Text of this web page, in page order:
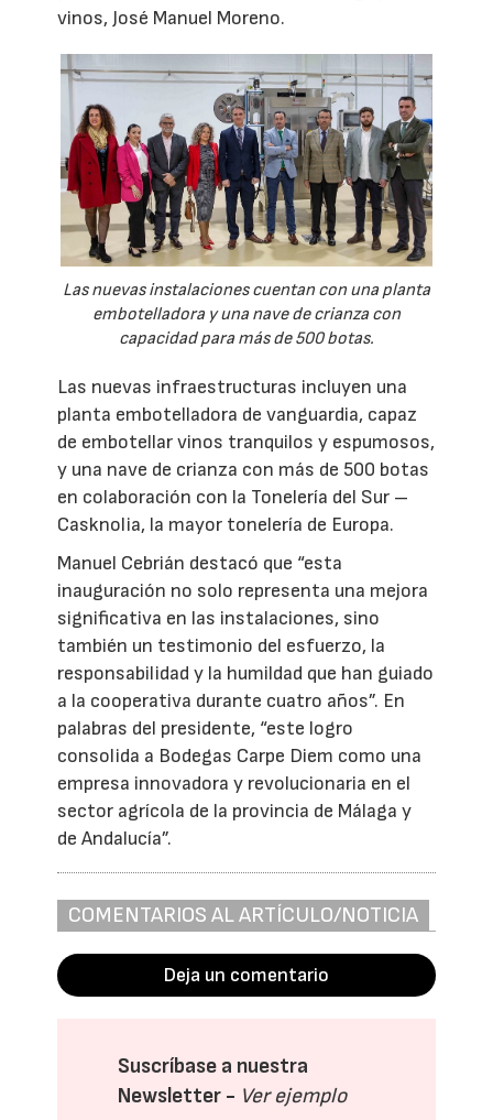
vinos, José Manuel Moreno.
Las nuevas instalaciones cuentan con una planta
embotelladora y una nave de crianza con
capacidad para más de 500 botas.
Las nuevas infraestructuras incluyen una
planta embotelladora de vanguardia, capaz
de embotellar vinos tranquilos y espumosos,
y una nave de crianza con más de 500 botas
en colaboración con la Tonelería del Sur –
Casknolia, la mayor tonelería de Europa.
Manuel Cebrián destacó que “esta
inauguración no solo representa una mejora
significativa en las instalaciones, sino
también un testimonio del esfuerzo, la
responsabilidad y la humildad que han guiado
a la cooperativa durante cuatro años”. En
palabras del presidente, “este logro
consolida a Bodegas Carpe Diem como una
empresa innovadora y revolucionaria en el
sector agrícola de la provincia de Málaga y
de Andalucía”.
COMENTARIOS AL ARTÍCULO/NOTICIA
Deja un comentario
Suscríbase a nuestra
Newsletter - Ver ejemplo